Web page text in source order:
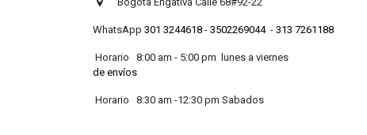
WhatsApp 301 3244618 - 3502269044- 313 7261188
Horario 8:00 am - 5:00 pm lunes
de envíos
Horario 8:30 am -12:30 pm